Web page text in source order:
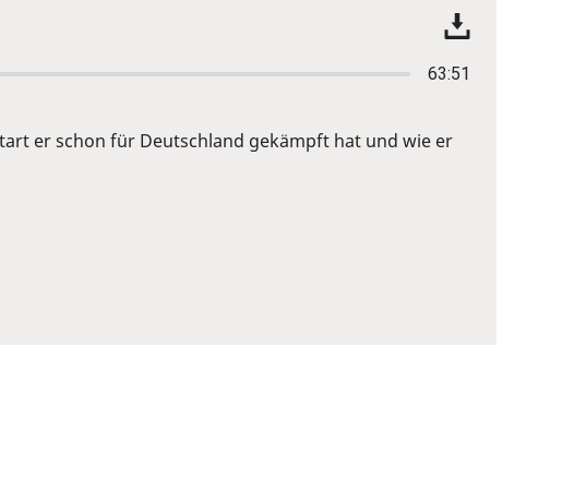
63:51
er schon für Deutschland gekämpft hat und wie er